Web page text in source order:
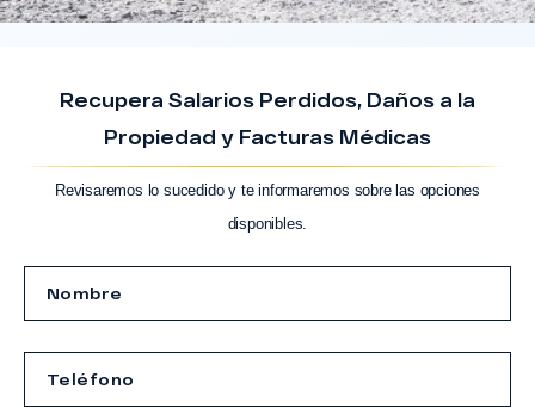
Recupera Salarios Perdidos, Daños a la
Propiedad y Facturas Médicas
Revisaremos lo sucedido y te informaremos sobre las opciones
disponibles.